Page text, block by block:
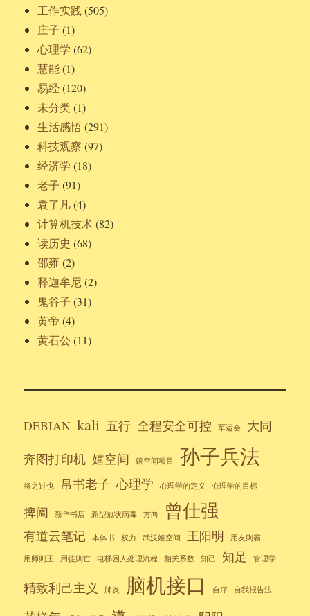
工作实践 (505)
庄子 (1)
心理学 (62)
慧能(1)
易经(120)
未分类(1)
生活感悟(291)
科技观察 (97)
经济学 (18)
老子 (91)
袁了凡(4)
计算机技术(82)
读历史 (68)
邵雍 (2)
释迦牟尼(2)
鬼谷子 (31)
黄帝 (4)
黄石公 (11)
DEBIAN kali 五行 全程安全可控 军运会
大同
奔图打印机 嬉空间 嬉空间项目 孙子兵法
将之过也 帛书老子 心理学 心理学的定义 心理学的目标
捭阖 新华书店 新型冠状病毒 方向 曾仕强
有道云笔记 本体书 权力 武汉嬉空间 王阳明 用友则霸
用师则王 用徒则亡 电梯困人处理流程 相关系数 知己 知足 管理学
精致利己主义 肺炎 脑机接口 自序 自我报告法